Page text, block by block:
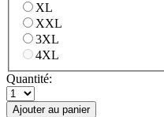
XL
XXL
3XL
4XL
Quantité:
Ajouter au panier